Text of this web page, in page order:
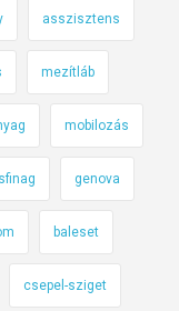
asszisztens
mezítláb
mobilozás
genova
baleset
csepel-sziget